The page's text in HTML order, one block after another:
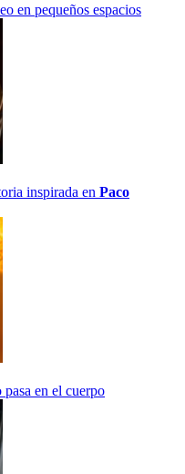
en pequeños espacios
inspirada en Paco
pasa en el cuerpo